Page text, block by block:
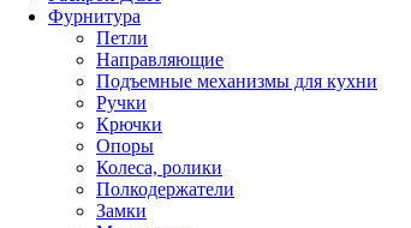
Фурнитура
Петли
Направляющие
Подъемные механизмы для кухни
Ручки
Крючки
Опоры
Колеса, ролики
Полкодержатели
Замки